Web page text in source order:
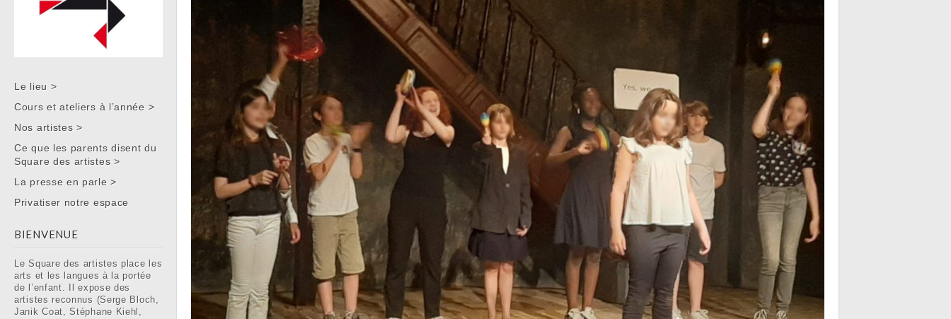
Main menu
Skip to content
Le lieu >
Cours et ateliers à l’année >
Nos artistes >
Ce que les parents disent du
Square des artistes >
La presse en parle >
Privatiser notre espace
BIENVENUE
Le Square des artistes place les
arts et les langues à la portée
de l’enfant. Il expose des
artistes reconnus (Serge Bloch,
Janik Coat, Stéphane Kiehl,